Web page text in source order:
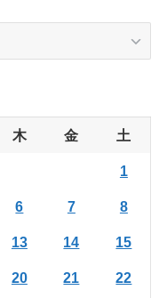
木 金 土
1
6 7 8
13 14 15
20 21 22